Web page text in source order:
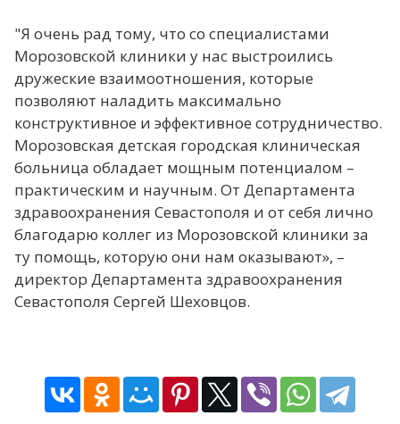
"Я очень рад тому, что со специалистами
Морозовской клиники у нас выстроились
дружеские взаимоотношения, которые
позволяют наладить максимально
конструктивное и эффективное сотрудничество.
Морозовская детская городская клиническая
больница обладает мощным потенциалом –
практическим и научным. От Департамента
здравоохранения Севастополя и от себя лично
благодарю коллег из Морозовской клиники за
ту помощь, которую они нам оказывают», –
директор Департамента здравоохранения
Севастополя Сергей Шеховцов.